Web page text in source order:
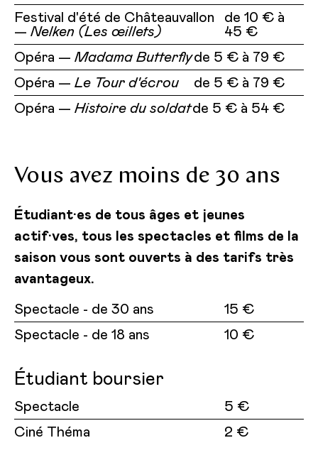
Festival d'été de Châteauvallon
— Nelken (Les œillets)
de 10 € à
45 €
Opéra — Madama Butterflyde 5 € à 79 €
Opéra — Le Tour d'écrou
de 5 € à 79 €
Opéra — Histoire du soldatde 5 € à 54 €
Vous avez moins de 30 ans
Étudiant·es de tous âges et jeunes
actif·ves, tous les spectacles et films de la
saison vous sont ouverts à des tarifs très
avantageux.
Spectacle - de 30 ans
15 €
Spectacle - de 18 ans
10 €
Étudiant boursier
Spectacle
5 €
Ciné Théma
2 €